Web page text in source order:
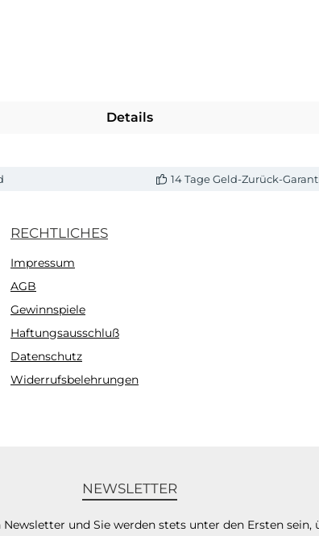
Details
14 Tage Geld-Zurück-
RECHTLICHES
Impressum
AGB
Gewinnspiele
Haftungsausschluß
Datenschutz
Widerrufsbelehrungen
NEWSLETTER
und Sie werden stets unter den Ersten